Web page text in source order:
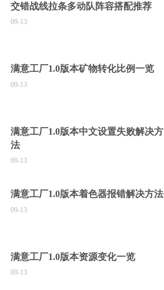
交错战线拉条多动队阵容搭配推荐
09-13
满意工厂1.0版本矿物转化比例一览
09-13
满意工厂1.0版本中文设置失败解决方
法
09-13
满意工厂1.0版本着色器报错解决方法
09-13
满意工厂1.0版本资源变化一览
09-13